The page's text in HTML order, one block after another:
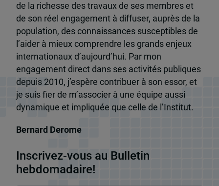
de la richesse des travaux de ses membres et
de son réel engagement à diffuser, auprès de la
population, des connaissances susceptibles de
l’aider à mieux comprendre les grands enjeux
internationaux d’aujourd’hui. Par mon
engagement direct dans ses activités publiques
depuis 2010, j’espère contribuer à son essor, et
je suis fier de m’associer à une équipe aussi
dynamique et impliquée que celle de l’Institut.
Bernard Derome
Inscrivez-vous au Bulletin
hebdomadaire!